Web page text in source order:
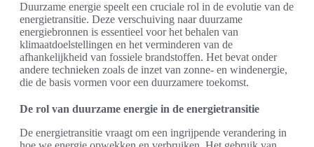
Duurzame energie speelt een cruciale rol in de evolutie van de
energietransitie. Deze verschuiving naar duurzame
energiebronnen is essentieel voor het behalen van
klimaatdoelstellingen en het verminderen van de
afhankelijkheid van fossiele brandstoffen. Het bevat onder
andere technieken zoals de inzet van zonne- en windenergie,
die de basis vormen voor een duurzamere toekomst.
De rol van duurzame energie in de energietransitie
De energietransitie vraagt om een ingrijpende verandering in